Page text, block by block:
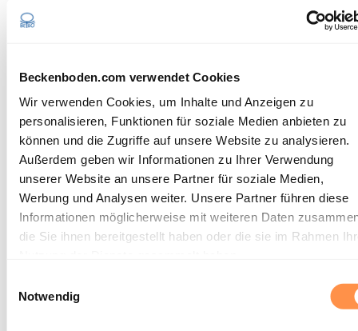
Beckenboden.com verwendet Cookies
Wir verwenden Cookies, um Inhalte und Anzeigen zu
personalisieren, Funktionen für soziale Medien anbieten zu
können und die Zugriffe auf unsere Website zu analysieren.
Außerdem geben wir Informationen zu Ihrer Verwendung
unserer Website an unsere Partner für soziale Medien,
Werbung und Analysen weiter. Unsere Partner führen diese
Informationen möglicherweise mit weiteren Daten
die Sie ihnen bereitgestellt haben oder die sie im Rahmen
Notwendig
Was sind die Voraussetzungen für
Faszientraining im Beckenboden?
Nicht jeder benötigt das gleiche Faszientraining für den
Beckenboden. Jede Person bringt unterschiedliche
Voraussetzungen hinsichtlich Alter, Trainingszustand oder
Verletzungen mit. Auch gibt es zwei unterschiedliche
Faszientypen: Der Schlangenmensch oder der Wikingertyp.
Du solltest deine Übungen immer deinem Bindegewebe
anpassen. Schlangenmenschen haben ein lockeres, weiches
Faszien gut trainieren. Wikingertypen haben ein festes
Bindegewebe. Sie sind stark, muskulös und kompakt.